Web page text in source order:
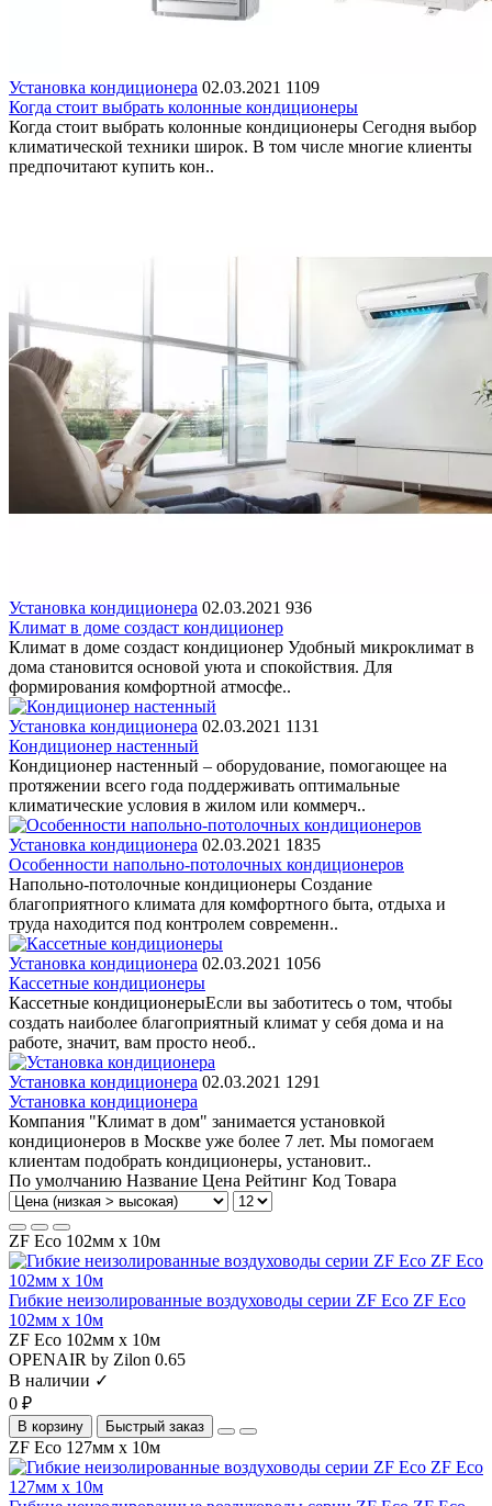
Установка кондиционера 02.03.2021 1109
Когда стоит выбрать колонные кондиционеры
Когда стоит выбрать колонные кондиционеры Сегодня выбор
климатической техники широк. В том числе многие клиенты
предпочитают купить кон..
Установка кондиционера 02.03.2021 936
Климат в доме создаст кондиционер
Климат в доме создаст кондиционер Удобный микроклимат в
дома становится основой уюта и спокойствия. Для
формирования комфортной атмосфе..
Установка кондиционера 02.03.2021 1131
Кондиционер настенный
Кондиционер настенный – оборудование, помогающее на
протяжении всего года поддерживать оптимальные
климатические условия в жилом или коммерч..
Установка кондиционера 02.03.2021 1835
Особенности напольно-потолочных кондиционеров
Напольно-потолочные кондиционеры Создание
благоприятного климата для комфортного быта, отдыха и
труда находится под контролем современн..
Установка кондиционера 02.03.2021 1056
Кассетные кондиционеры
Кассетные кондиционерыЕсли вы заботитесь о том, чтобы
создать наиболее благоприятный климат у себя дома и на
работе, значит, вам просто необ..
Установка кондиционера 02.03.2021 1291
Установка кондиционера
Компания "Климат в дом" занимается установкой
кондиционеров в Москве уже более 7 лет. Мы помогаем
клиентам подобрать кондиционеры, установит..
По умолчанию Название Цена Рейтинг Код Товара
ZF Eco 102мм х 10м
Гибкие неизолированные воздуховоды серии ZF Eco ZF Eco
102мм х 10м
ZF Eco 102мм х 10м
OPENAIR by Zilon 0.65
В наличии ✓
0 ₽
В корзину Быстрый заказ
ZF Eco 127мм х 10м